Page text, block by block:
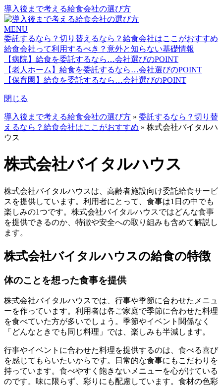
導入後まで考える給食会社の選び方
MENU
委託するなら？切り替えるなら？給食会社はここがおすすめ
給食会社って利用するべき？意外と知らない基礎情報
【病院】給食を委託するなら…会社選びのPOINT
【老人ホーム】給食を委託するなら…会社選びのPOINT
【保育園】給食を委託するなら…会社選びのPOINT
閉じる
導入後まで考える給食会社の選び方 » 委託するなら？切り替
えるなら？給食会社はここがおすすめ » 株式会社バイタルハ
ウス
株式会社バイタルハウス
株式会社バイタルハウスは、高齢者施設向け委託給食サービ
スを提供しています。利用者にとって、食事は1日の中でも
楽しみの1つです。株式会社バイタルハウスではどんな食事
を提供できるのか、特徴や安全への取り組みも含めて解説し
ます。
株式会社バイタルハウスの給食の特徴
体のことを想った食事を提供
株式会社バイタルハウスでは、行事や季節に合わせたメニュ
ーを作っています。利用者は各ご家庭で季節に合わせた料理
を食べていた方が多いでしょう。季節やイベント関係なく
「どんなときでも同じ料理」では、楽しみも半減します。
行事やイベントに合わせた料理を提供するのは、食べる喜び
を感じてもらいたいからです。日常的な食事にもこだわりを
持っています。食べやすく飽きないメニューを心がけている
のです。味に限らず、彩りにも配慮しています。食材の色彩